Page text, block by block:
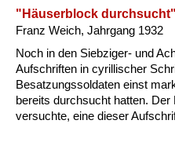
Buches: Die Lehren aus der
Elterngeneration zu ziehen
nachfolgende Generationen
freier, kritisch denkender
gestaltenden,
Aufbau: Erzählstran...
"Häuserblock durchsucht"
Franz Weich, Jahrgang 1932
Noch in den Siebziger- und
Aufschriften in cyrillischer
Besatzungssoldaten einst
bereits durchsucht hatten.
versuchte, eine dieser